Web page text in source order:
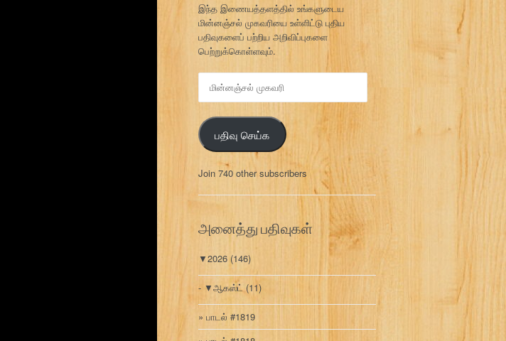
இந்த இணையத்தளத்தில் உங்களுடைய
மின்னஞ்சல் முகவரியை உள்ளிட்டு புதிய
பதிவுகளைப் பற்றிய அறிவிப்புகளை
பெற்றுக்கொள்ளவும்.
ன
ஞ்
ச
ல்
க
வ
பதிவு செய்க
Join 740 other subscribers
அனைத்து பதிவுகள்
▼2026 (146)
▼ஆகஸ்ட் (11)
பாடல் #1819